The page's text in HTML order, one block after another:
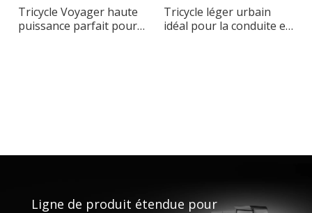
Tricycle Voyager haute
puissance parfait pour
Tricycle léger urbain
idéal pour la conduite en
Ligne de produit étendue pour